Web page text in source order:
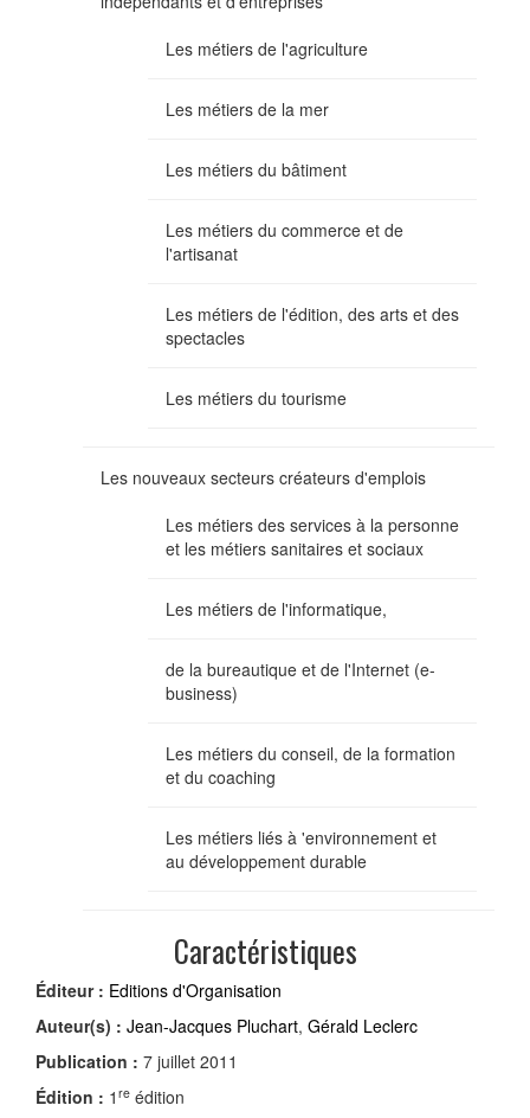
Les métiers de l'agriculture
Les métiers de la mer
Les métiers du bâtiment
Les métiers du commerce et de
l'artisanat
Les métiers de l'édition, des arts et des
spectacles
Les métiers du tourisme
Les nouveaux secteurs créateurs d'emplois
Les métiers des services à la personne
et les métiers sanitaires et sociaux
Les métiers de l'informatique,
de la bureautique et de l'Internet (e-
business)
Les métiers du conseil, de la formation
et du coaching
Les métiers liés à 'environnement et
au développement durable
Caractéristiques
Éditeur : Editions d'Organisation
Auteur(s) : Jean-Jacques Pluchart, Gérald Leclerc
Publication : 7 juillet 2011
Édition : 1 re édition